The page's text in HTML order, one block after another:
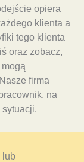
opiera
klienta a
tego klienta
oraz zobacz,
firma
na
lub